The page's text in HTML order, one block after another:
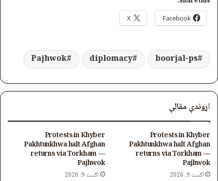
Facebook
X
boorjal-ps
diplomacy
Pajhwok
اړوندې مقالې
Protests in Khyber
Pakhtunkhwa halt Afghan
returns via Torkham —
Pajhwok
اگست 9, 2026
Protests in Khyber
Pakhtunkhwa halt Afghan
returns via Torkham —
Pajhwok
اگست 9, 2026